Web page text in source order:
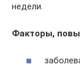
недели.
Факторы,